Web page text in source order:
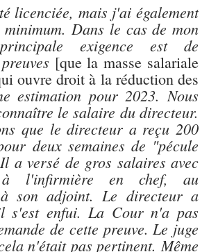
licenciée, mais j'ai également
Dans le cas de mon
exigence est de
[que la masse salariale
ouvre droit à la réduction des
estimation pour 2023. Nous
le salaire du directeur.
que le directeur a reçu 200
deux semaines de "pécule
a versé de gros salaires avec
l'infirmière en chef, au
son adjoint. Le directeur a
s'est enfui. La Cour n'a pas
de cette preuve. Le juge
n'était pas pertinent. Même